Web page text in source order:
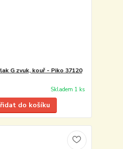
G zvuk, kouř - Piko 37120
Skladem 1 ks
do košíku